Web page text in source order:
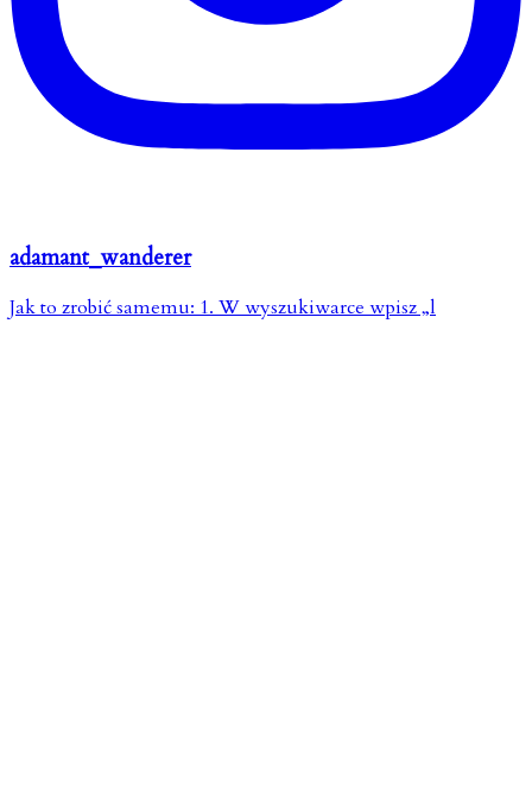
adamant_wanderer
Jak to zrobić samemu: 1. W wyszukiwarce wpisz „l